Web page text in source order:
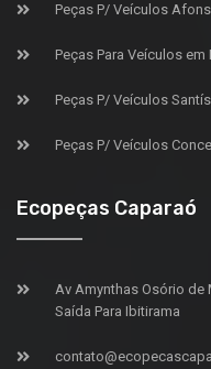
Peças P/ Veículos
Peças Para Veículos em
Peças P/ Veículos
Peças P/ Veículos
Ecopeças Caparaó
Av Amynthas Osório de
Saída Para Ibitirama